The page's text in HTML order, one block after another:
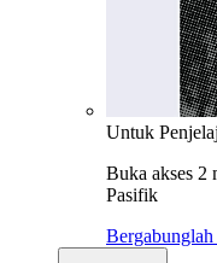
Untuk
Buka akses 2
Pasifik